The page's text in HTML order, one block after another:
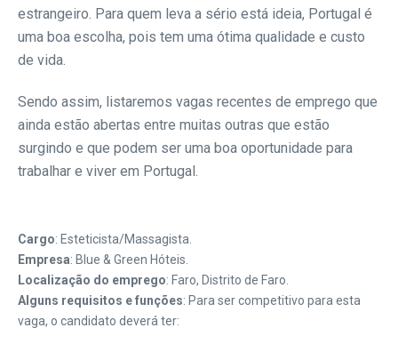
estrangeiro. Para quem leva a sério está ideia, Portugal é
uma boa escolha, pois tem uma ótima qualidade e custo
de vida.
Sendo assim, listaremos vagas recentes de emprego que
ainda estão abertas entre muitas outras que estão
surgindo e que podem ser uma boa oportunidade para
trabalhar e viver em Portugal.
Cargo: Esteticista/Massagista.
Empresa: Blue & Green Hóteis.
Localização do emprego: Faro, Distrito de Faro.
Alguns requisitos e funções: Para ser competitivo para esta
vaga, o candidato deverá ter: